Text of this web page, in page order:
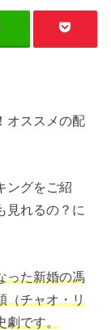
オススメの配
ングをご紹
見れるの？に
った新婚の馮
（チャオ・リ
劇です。